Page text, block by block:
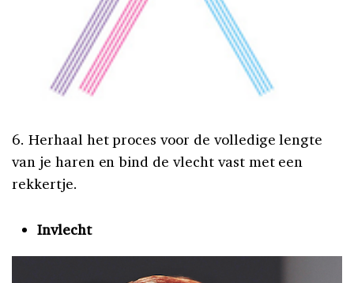
6. Herhaal het proces voor de volledige lengte
van je haren en bind de vlecht vast met een
rekkertje.
Invlecht